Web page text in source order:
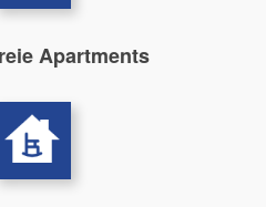
Apartments